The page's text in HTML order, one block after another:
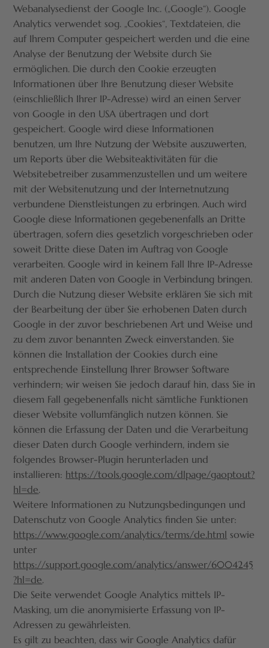
Webanalysedienst der Google Inc. („Google“). Google
Analytics verwendet sog. „Cookies“, Textdateien, die
auf Ihrem Computer gespeichert werden und die eine
Analyse der Benutzung der Website durch Sie
ermöglichen. Die durch den Cookie erzeugten
Informationen über Ihre Benutzung dieser Website
(einschließlich Ihrer IP-Adresse) wird an einen Server
von Google in den USA übertragen und dort
gespeichert. Google wird diese Informationen
benutzen, um Ihre Nutzung der Website auszuwerten,
um Reports über die Websiteaktivitäten für die
Websitebetreiber zusammenzustellen und um weitere
mit der Websitenutzung und der Internetnutzung
verbundene Dienstleistungen zu erbringen. Auch wird
Google diese Informationen gegebenenfalls an Dritte
übertragen, sofern dies gesetzlich vorgeschrieben oder
soweit Dritte diese Daten im Auftrag von Google
verarbeiten. Google wird in keinem Fall Ihre IP-Adresse
mit anderen Daten von Google in Verbindung bringen.
Durch die Nutzung dieser Website erklären Sie sich mit
der Bearbeitung der über Sie erhobenen Daten durch
Google in der zuvor beschriebenen Art und Weise und
zu dem zuvor benannten Zweck einverstanden. Sie
können die Installation der Cookies durch eine
entsprechende Einstellung Ihrer Browser Software
verhindern; wir weisen Sie jedoch darauf hin, dass Sie in
diesem Fall gegebenenfalls nicht sämtliche Funktionen
dieser Website vollumfänglich nutzen können. Sie
können die Erfassung der Daten und die Verarbeitung
dieser Daten durch Google verhindern, indem sie
folgendes Browser-Plugin herunterladen und
installieren: https://tools.google.com/dlpage/gaoptout?
hl=de.
Weitere Informationen zu Nutzungsbedingungen und
Datenschutz von Google Analytics finden Sie unter:
https://www.google.com/analytics/terms/de.html sowie
unter
https://support.google.com/analytics/answer/6004245
?hl=de.
Die Seite verwendet Google Analytics mittels IP-
Masking, um die anonymisierte Erfassung von IP-
Adressen zu gewährleisten.
Es gilt zu beachten, dass wir Google Analytics dafür